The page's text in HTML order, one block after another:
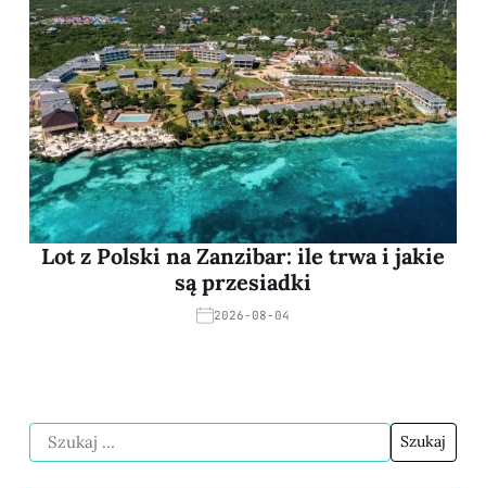
Lot z Polski na Zanzibar: ile trwa i jakie
są przesiadki
2026-08-04